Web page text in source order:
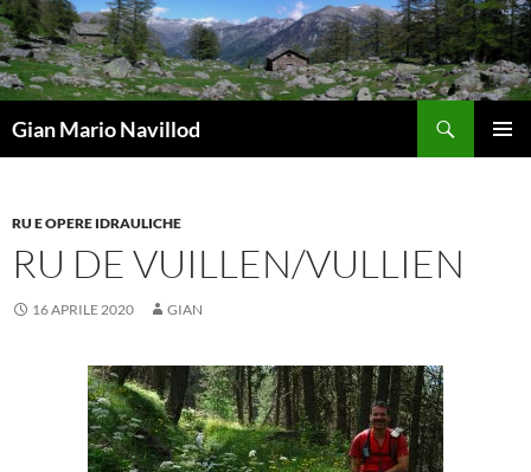
Vai
al
contenuto
Gian Mario Navillod
RU E OPERE IDRAULICHE
RU DE VUILLEN/VULLIEN
16 APRILE 2020 GIAN